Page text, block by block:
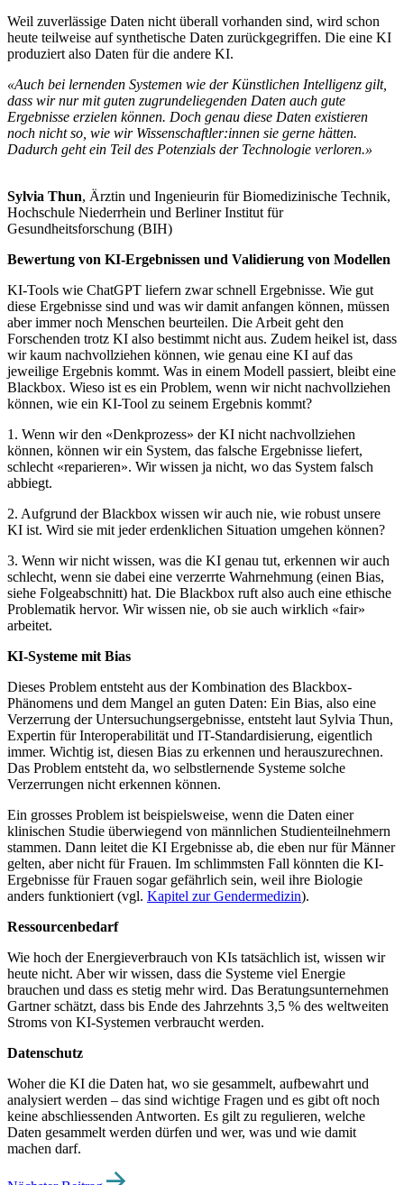
Weil zuverlässige Daten nicht überall vorhanden sind, wird schon
heute teilweise auf synthetische Daten zurückgegriffen. Die eine KI
produziert also Daten für die andere KI.
«Auch bei lernenden Systemen wie der Künstlichen Intelligenz gilt,
dass wir nur mit guten zugrundeliegenden Daten auch gute
Ergebnisse erzielen können. Doch genau diese Daten existieren
noch nicht so, wie wir Wissenschaftler:innen sie gerne hätten.
Dadurch geht ein Teil des Potenzials der Technologie verloren.»
Sylvia Thun, Ärztin und Ingenieurin für Biomedizinische Technik,
Hochschule Niederrhein und Berliner Institut für
Gesundheitsforschung (BIH)
Bewertung von KI-Ergebnissen und Validierung von Modellen
KI-Tools wie ChatGPT liefern zwar schnell Ergebnisse. Wie gut
diese Ergebnisse sind und was wir damit anfangen können, müssen
aber immer noch Menschen beurteilen. Die Arbeit geht den
Forschenden trotz KI also bestimmt nicht aus. Zudem heikel ist, dass
wir kaum nachvollziehen können, wie genau eine KI auf das
jeweilige Ergebnis kommt. Was in einem Modell passiert, bleibt eine
Blackbox. Wieso ist es ein Problem, wenn wir nicht nachvollziehen
können, wie ein KI-Tool zu seinem Ergebnis kommt?
1. Wenn wir den «Denkprozess» der KI nicht nachvollziehen
können, können wir ein System, das falsche Ergebnisse liefert,
schlecht «reparieren». Wir wissen ja nicht, wo das System falsch
abbiegt.
2. Aufgrund der Blackbox wissen wir auch nie, wie robust unsere
KI ist. Wird sie mit jeder erdenklichen Situation umgehen können?
3. Wenn wir nicht wissen, was die KI genau tut, erkennen wir auch
schlecht, wenn sie dabei eine verzerrte Wahrnehmung (einen Bias,
siehe Folgeabschnitt) hat. Die Blackbox ruft also auch eine ethische
Problematik hervor. Wir wissen nie, ob sie auch wirklich «fair»
arbeitet.
KI-Systeme mit Bias
Dieses Problem entsteht aus der Kombination des Blackbox-
Phänomens und dem Mangel an guten Daten: Ein Bias, also eine
Verzerrung der Untersuchungsergebnisse, entsteht laut Sylvia Thun,
Expertin für Interoperabilität und IT-Standardisierung, eigentlich
immer. Wichtig ist, diesen Bias zu erkennen und herauszurechnen.
Das Problem entsteht da, wo selbstlernende Systeme solche
Verzerrungen nicht erkennen können.
Ein grosses Problem ist beispielsweise, wenn die Daten einer
klinischen Studie überwiegend von männlichen Studienteilnehmern
stammen. Dann leitet die KI Ergebnisse ab, die eben nur für Männer
gelten, aber nicht für Frauen. Im schlimmsten Fall könnten die KI-
Ergebnisse für Frauen sogar gefährlich sein, weil ihre Biologie
anders funktioniert (vgl. Kapitel zur Gendermedizin).
Ressourcenbedarf
Wie hoch der Energieverbrauch von KIs tatsächlich ist, wissen wir
heute nicht. Aber wir wissen, dass die Systeme viel Energie
brauchen und dass es stetig mehr wird. Das Beratungsunternehmen
Gartner schätzt, dass bis Ende des Jahrzehnts 3,5 % des weltweiten
Stroms von KI-Systemen verbraucht werden.
Datenschutz
Woher die KI die Daten hat, wo sie gesammelt, aufbewahrt und
analysiert werden – das sind wichtige Fragen und es gibt oft noch
keine abschliessenden Antworten. Es gilt zu regulieren, welche
Daten gesammelt werden dürfen und wer, was und wie damit
machen darf.